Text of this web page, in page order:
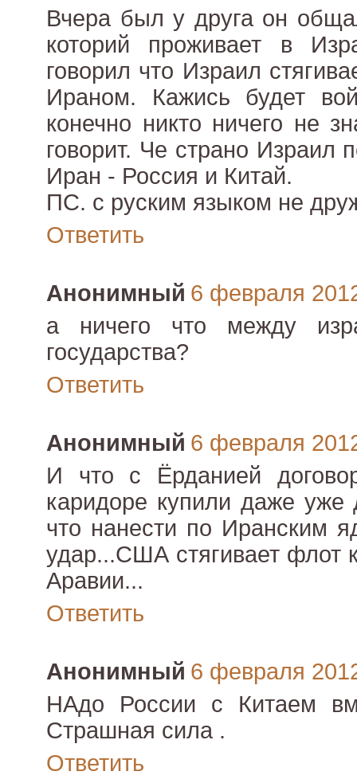
Вчера был у друга он
которий проживает в
говорил что Израил
Ираном. Кажись будет
конечно никто ничего не
говорит. Че страно
Иран - Россия и Китай.
ПС. с руским языком не
Ответить
Анонимный 6 февраля
а ничего что между
государства?
Ответить
Анонимный 6 февраля
И что с Ёрданией
каридоре купили даже уже
что нанести по Иранским
удар...США стягивает флот
Аравии...
Ответить
Анонимный 6 февраля
НАдо России с Китаем
Страшная сила .
Ответить